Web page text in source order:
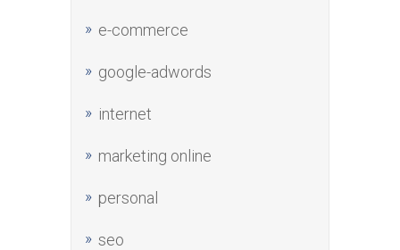
e-commerce
google-adwords
internet
marketing online
personal
seo